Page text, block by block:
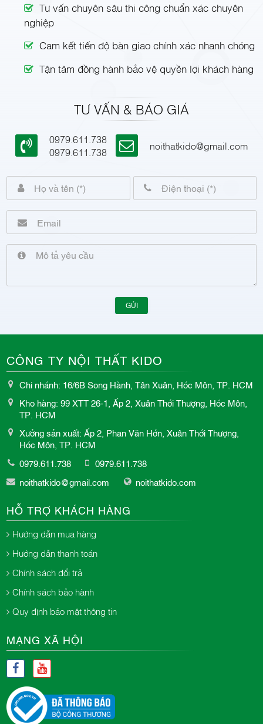
Tư vấn chuyên sâu thi công chuẩn xác chuyên
nghiệp
Cam kết tiến độ bàn giao chính xác nhanh chóng
Tận tâm đồng hành bảo vệ quyền lợi khách hàng
TƯ VẤN & BÁO GIÁ
0979.611.738
0979.611.738
noithatkido@gmail.com
GỬI
CÔNG TY NỘI THẤT KIDO
Chi nhánh: 16/6B Song Hành, Tân Xuân, Hóc Môn, TP. HCM
Kho hàng: 99 XTT 26-1, Ấp 2, Xuân Thới Thượng, Hóc Môn,
TP. HCM
Xưởng sản xuất: Ấp 2, Phan Văn Hớn, Xuân Thới Thượng,
Hóc Môn, TP. HCM
0979.611.738
0979.611.738
noithatkido@gmail.com
noithatkido.com
HỖ TRỢ KHÁCH HÀNG
Hướng dẫn mua hàng
Hướng dẫn thanh toán
Chính sách đổi trả
Chính sách bảo hành
Quy định bảo mật thông tin
MẠNG XÃ HỘI